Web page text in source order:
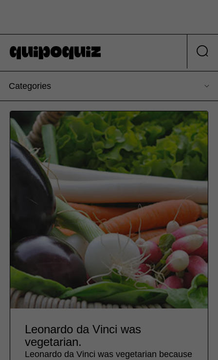
Categories
Leonardo da Vinci was
vegetarian.
Leonardo da Vinci was vegetarian because